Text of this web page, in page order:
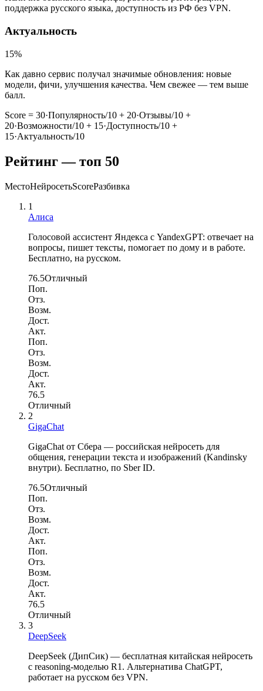
поддержка русского языка, доступность из РФ без VPN.
Актуальность
15%
Как давно сервис получал значимые обновления: новые
модели, фичи, улучшения качества. Чем свежее — тем выше
балл.
Score = 30·Популярность/10 + 20·Отзывы/10 +
20·Возможности/10 + 15·Доступность/10 +
15·Актуальность/10
Рейтинг — топ 50
МестоНейросетьScoreРазбивка
1
Алиса
Голосовой ассистент Яндекса с YandexGPT: отвечает на
вопросы, пишет тексты, помогает по дому и в работе.
Бесплатно, на русском.
76.5Отличный
Поп.
Отз.
Возм.
Дост.
Акт.
Поп.
Отз.
Возм.
Дост.
Акт.
76.5
Отличный
2
GigaChat
GigaChat от Сбера — российская нейросеть для
общения, генерации текста и изображений (Kandinsky
внутри). Бесплатно, по Sber ID.
76.5Отличный
Поп.
Отз.
Возм.
Дост.
Акт.
Поп.
Отз.
Возм.
Дост.
Акт.
76.5
Отличный
3
DeepSeek
DeepSeek (ДипСик) — бесплатная китайская нейросеть
с reasoning-моделью R1. Альтернатива ChatGPT,
работает на русском без VPN.